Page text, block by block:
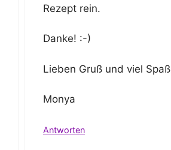
Rezept rein.
Danke! :-)
Lieben Gruß und viel Spaß
Monya
Antworten